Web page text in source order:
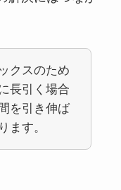
クスのため
長引く場合
を引き伸ば
ます。